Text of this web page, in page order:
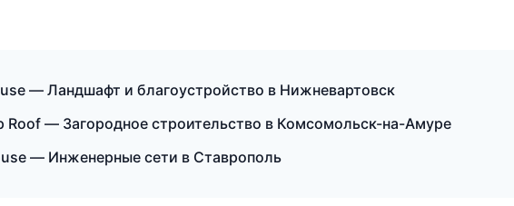
— Ландшафт и благоустройство в Нижневартовск
Roof — Загородное строительство в Комсомольск-на-Амуре
— Инженерные сети в Ставрополь